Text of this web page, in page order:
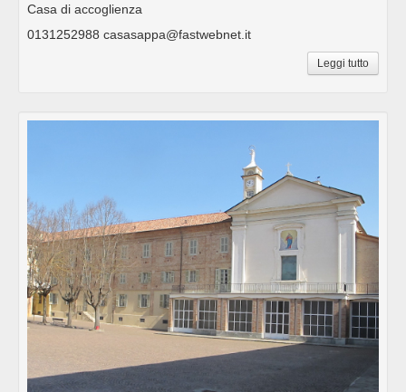
Casa di accoglienza
0131252988 casasappa@fastwebnet.it
Leggi tutto